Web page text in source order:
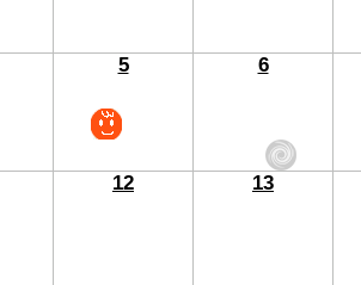
5 6
12 13